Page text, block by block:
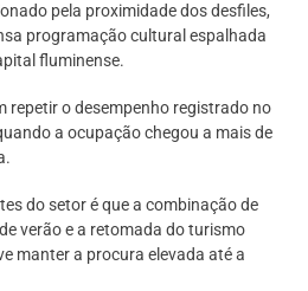
pela proximidade dos desfiles,
programação cultural espalhada
fluminense.
repetir o desempenho registrado no
a ocupação chegou a mais de
do setor é que a combinação de
verão e a retomada do turismo
manter a procura elevada até a